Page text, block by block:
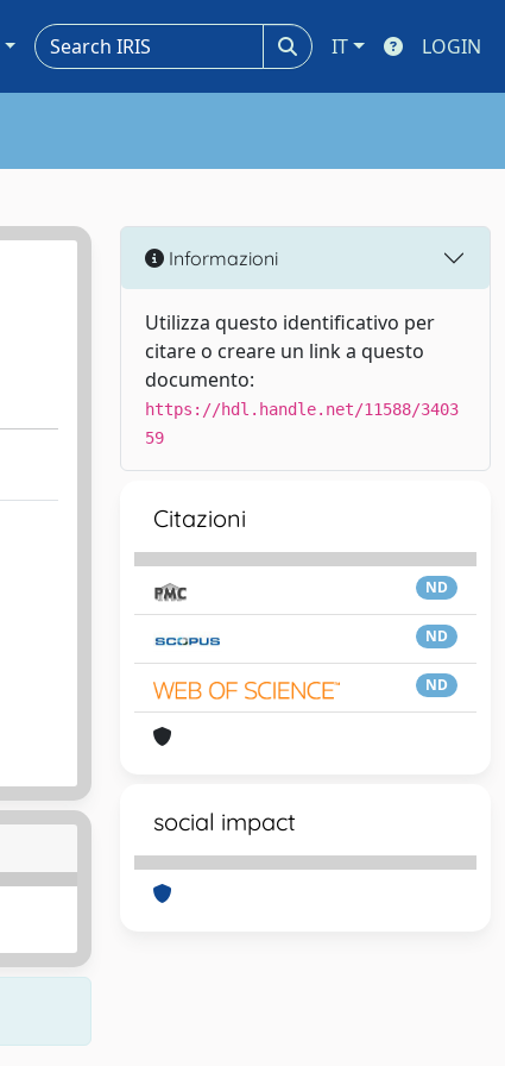
IT LOGIN
Informazioni
Utilizza questo identificativo per
citare o creare un link a questo
documento:
https://hdl.handle.net/11588/3403
59
Citazioni
ND
ND
ND
social impact